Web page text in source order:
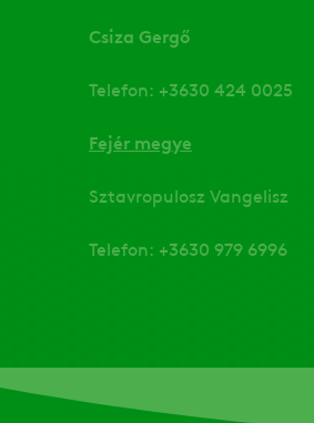
Csiza Gergő
Telefon: +3630 424 0025
Fejér megye
Sztavropulosz Vangelisz
Telefon: +3630 979 6996